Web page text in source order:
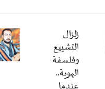
زلزال
التشييع
وفلسفة
الهوية..